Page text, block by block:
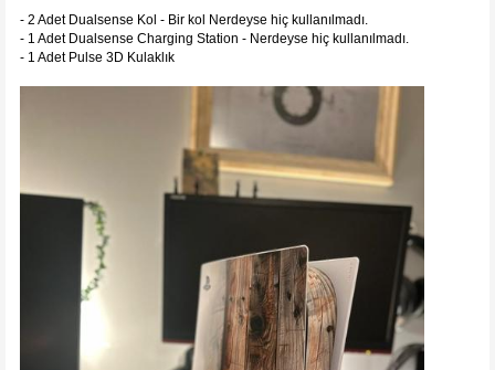
- 2 Adet Dualsense Kol - Bir kol Nerdeyse hiç kullanılmadı.
- 1 Adet Dualsense Charging Station - Nerdeyse hiç kullanılmadı.
- 1 Adet Pulse 3D Kulaklık